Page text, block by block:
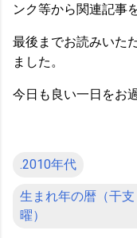
ンク等から関連記事
最後までお読みいた
ました。
今日も良い一日をお
.2010年代
生まれ年の暦（干
曜）